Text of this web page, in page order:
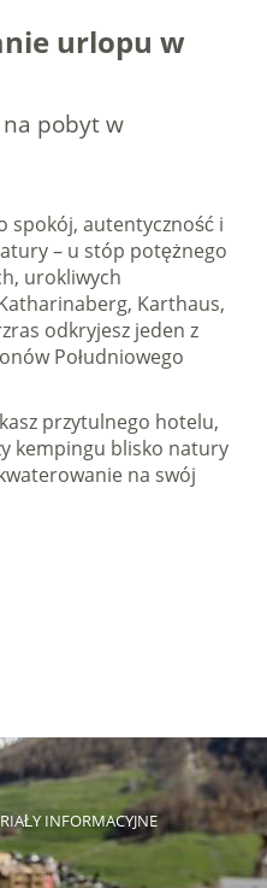
urlopu w
pobyt w
spokój, autentyczność i
– u stóp potężnego
urokliwych
Karthaus,
odkryjesz jeden z
Południowego
przytulnego hotelu,
kempingu blisko natury
na swój
INFORMACYJNE